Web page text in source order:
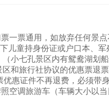
一票通用，如放弃任何景
儿童持身份证或户口本、
小七孔景区内有鸳鸯湖划
和旅行社协议的优惠票退
惠证件不再退费，必须带身
空调旅游车（车辆大小以